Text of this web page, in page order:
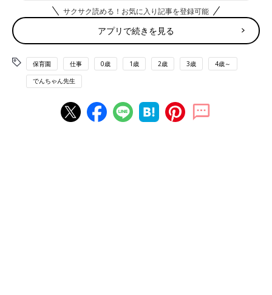
3児の保育士パパ&ベビーシッター
大学卒業後、保育職に就き、保育園・幼稚園・障害児支援施設に
て10年間勤務。今年4月より、ベビーシッター業を開始。同時期
に始めた育児ノウハウを紹介する（＠denchan_family_）では、
フォロワー数2.2万人越えの人気インスタグラマーに。プライベ
ートでは6歳の長女、4歳の長男、1歳の二男を育てる。
「おもちゃ買って！」と言われたときは“共感”と“言
葉かけ”がポイント！
サクサク読める！お気に入り記事を登録可能
アプリで続きを見る
保育園 仕事 0歳 1歳 2歳 3歳 4歳～
でんちゃん先生